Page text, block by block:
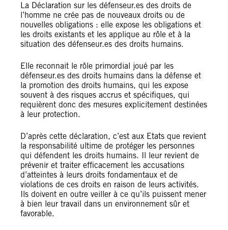
La Déclaration sur les défenseur.es des droits de
l’homme ne crée pas de nouveaux droits ou de
nouvelles obligations : elle expose les obligations et
les droits existants et les applique au rôle et à la
situation des défenseur.es des droits humains.
Elle reconnait le rôle primordial joué par les
défenseur.es des droits humains dans la défense et
la promotion des droits humains, qui les expose
souvent à des risques accrus et spécifiques, qui
requièrent donc des mesures explicitement destinées
à leur protection.
D’après cette déclaration, c’est aux Etats que revient
la responsabilité ultime de protéger les personnes
qui défendent les droits humains. Il leur revient de
prévenir et traiter efficacement les accusations
d’atteintes à leurs droits fondamentaux et de
violations de ces droits en raison de leurs activités.
Ils doivent en outre veiller à ce qu’ils puissent mener
à bien leur travail dans un environnement sûr et
favorable.